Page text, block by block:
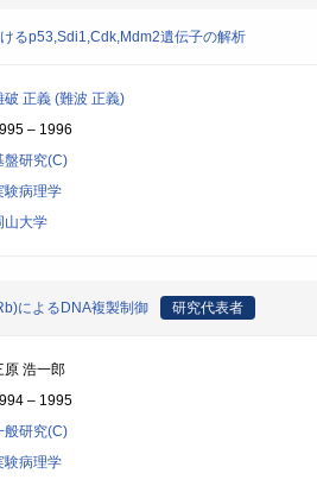
るp53,Sdi1,Cdk,Mdm2遺伝子の解析
破 正義 (難波 正義)
– 1996
盤研究(C)
験病理学
山大学
によるDNA複製制御 研究代表者
原 浩一郎
– 1995
般研究(C)
験病理学